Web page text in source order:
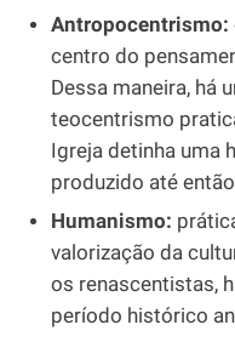
Antropocentrismo:
centro do
Dessa maneira, há
teocentrismo
Igreja detinha uma
produzido até
Humanismo:
valorização da
os renascentistas,
período histórico